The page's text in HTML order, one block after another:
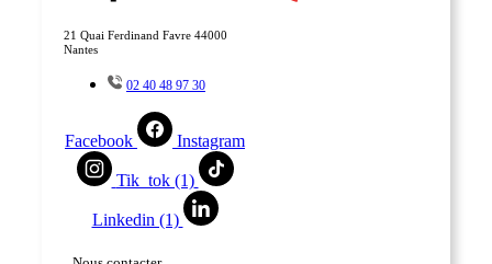
21 Quai Ferdinand Favre 44000
Nantes
02 40 48 97 30
Facebook Instagram
Tik_tok (1)
Linkedin (1)